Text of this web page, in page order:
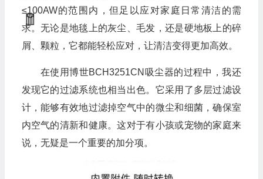
≤100AW的范围内，但足以应对家庭日常清洁的需
求。无论是地毯上的灰尘、毛发，还是硬地板上的碎
屑、颗粒，它都能轻松应对，让清洁变得更加高效。
在使用博世BCH3251CN吸尘器的过程中，我还
发现它的过滤系统也相当出色。它采用了多层过滤设
计，能够有效地过滤掉空气中的微尘和细菌，确保室
内空气的清新和健康。这对于有小孩或宠物的家庭来
说，无疑是一个重要的加分项。